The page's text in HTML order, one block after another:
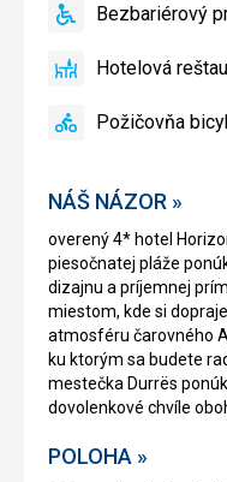
NÁŠ NÁZOR »
overený 4* hotel
piesočnatej pláže
dizajnu a príjemnej
miestom, kde si
atmosféru čarovného
ku ktorým sa budete
mestečka Durrës
dovolenkové chvíle
POLOHA »
bazéne
Bezbariérový
áno
Hotelová
áno
Požičovňa
áno